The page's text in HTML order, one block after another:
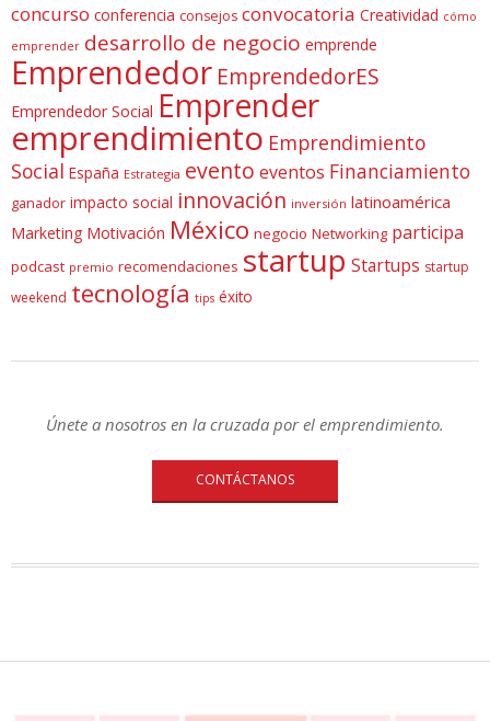
concurso conferencia consejos convocatoria Creatividad cómo
emprender desarrollo de negocio emprende
Emprendedor EmprendedorES
Emprendedor Social Emprender
emprendimiento Emprendimiento
Social España Estrategia evento eventos Financiamiento
ganador impacto social innovación inversión latinoamérica
Marketing Motivación México negocio Networking participa
podcast premio recomendaciones startup Startups startup
weekend tecnología tips éxito
Únete a nosotros en la cruzada por el emprendimiento.
CONTÁCTANOS